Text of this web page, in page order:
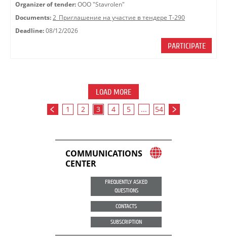
Organizer of tender: OOO "Stavrolen"
Documents: 2_Приглашение на участие в тендере Т-290
Deadline: 08/12/2026
PARTICIPATE
LOAD MORE
1 2 3 4 5 ... 54
COMMUNICATIONS
CENTER
FREQUENTLY ASKED
QUESTIONS
CONTACTS
SUBSCRIPTION